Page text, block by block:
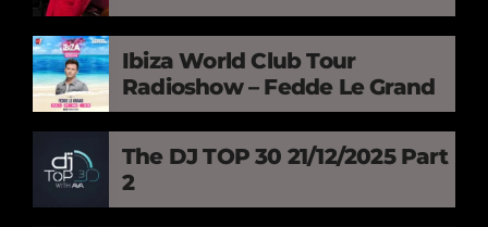
Ibiza World Club Tour
Radioshow – Fedde Le Grand
The DJ TOP 30 21/12/2025 Part
2